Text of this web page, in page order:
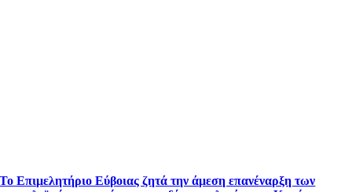
Το Επιμελητήριο Εύβοιας ζητά την άμεση επανέναρξη των